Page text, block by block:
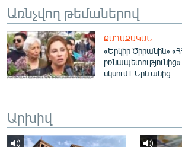
ՏԵՍԱՆՅՈՒԹԵՐ
ԲԱՆԱՎԵՃ
ՁԳՏԵԼՈՎ ԼԱՎԱԳՈՒՅՆԻՆ
Հայերեն
English
Առնչվող թեմաներով
ՔԱՂԱՔԱԿԱՆ
«Երկիր Ծիրանին»
սկսում է Երևանից
Արխիվ